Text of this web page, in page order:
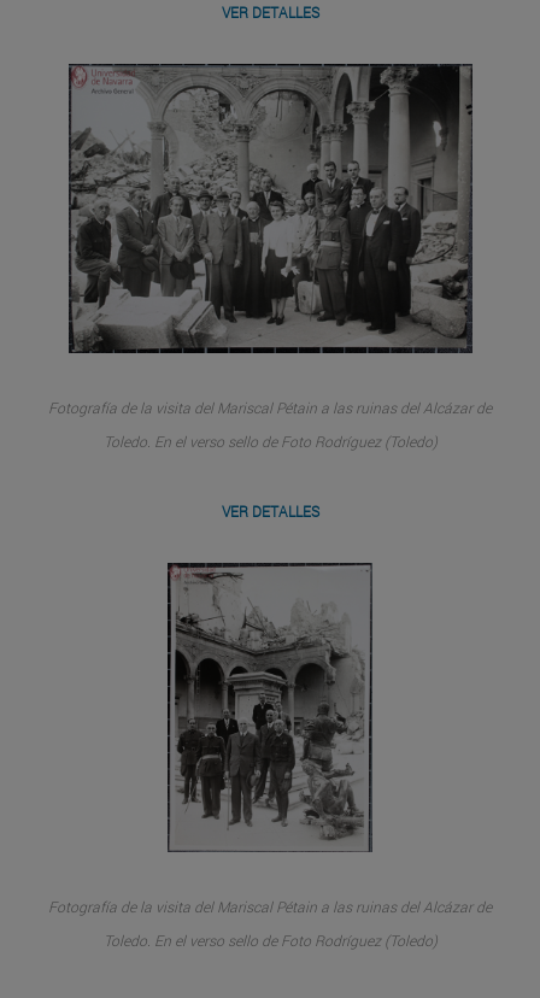
VER DETALLES
Fotografía de la visita del Mariscal Pétain a las ruinas del Alcázar de
Toledo. En el verso sello de Foto Rodríguez (Toledo)
VER DETALLES
Fotografía de la visita del Mariscal Pétain a las ruinas del Alcázar de
Toledo. En el verso sello de Foto Rodríguez (Toledo)